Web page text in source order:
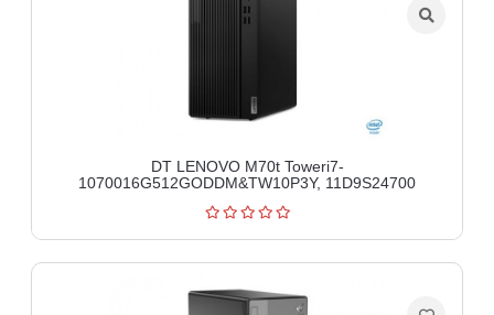
DT LENOVO M70t Toweri7-
1070016G512GODDM&TW10P3Y, 11D9S24700